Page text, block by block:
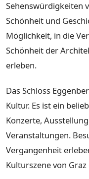
Sehenswürdigkeiten
Schönheit und
Möglichkeit, in die
Schönheit der
erleben.
Das Schloss
Kultur. Es ist ein
Konzerte,
Veranstaltungen.
Vergangenheit
Kulturszene von